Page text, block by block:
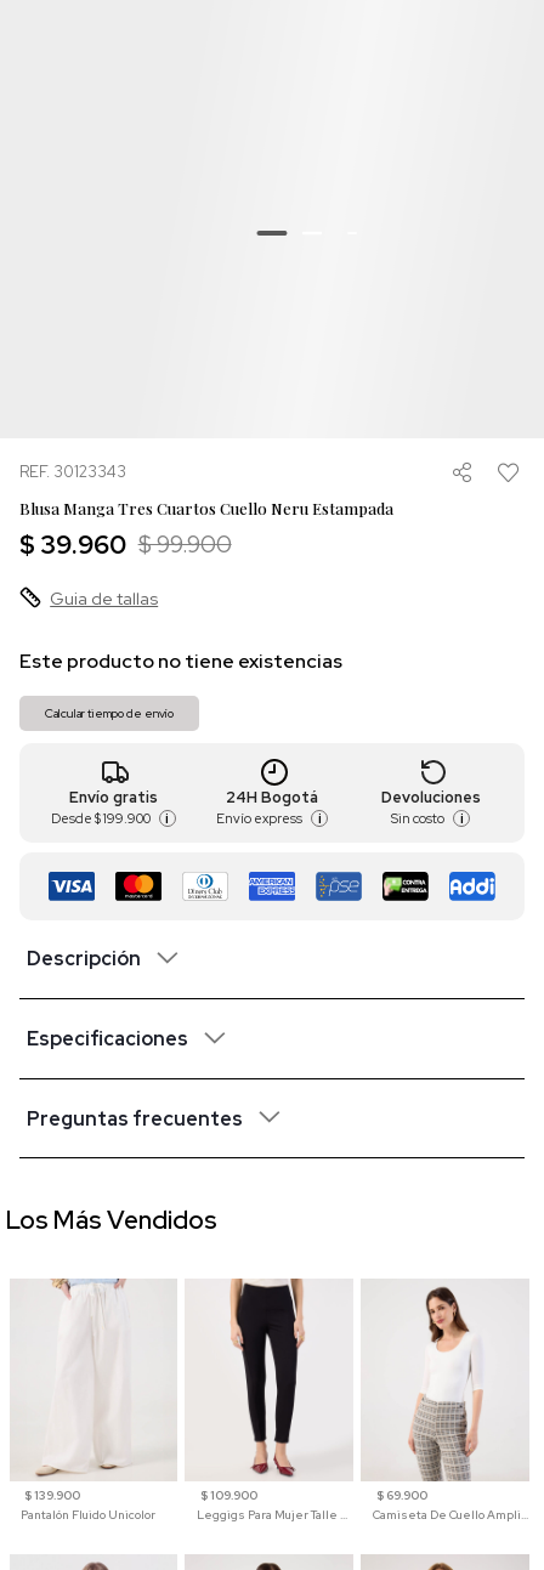
REF. 30123343
Blusa Manga Tres Cuartos Cuello Neru Estampada
$ 39.960 $ 99.900
Guia de tallas
Este producto no tiene existencias
Calcular tiempo de envío
Envío gratis
Desde $ 199.900 i
24H Bogotá
Envío express i
Devoluciones
Sin costo i
Descripción
Especificaciones
Preguntas frecuentes
$ 139.900
Pantalón Fluido Unicolor
$ 109.900
$ 69.900
Los Más Vendidos